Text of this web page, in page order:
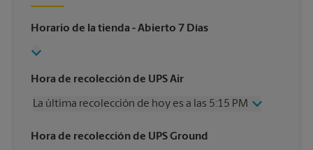
Horario de la tienda - Abierto 7 Días
Hora de recolección de UPS Air
La última recolección de hoy es a las 5:15 PM
Miércoles
5:15 PM
Hora de recolección de UPS Ground